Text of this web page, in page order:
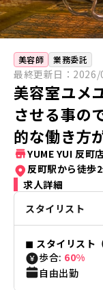
美容師 業務委託
最終更新日： 2026/
美容室ユメ
させる事の
的な働き方
YUME YUI 反町
反町駅から徒歩
求人詳細
スタイリスト
◼︎ スタイリスト
歩合: 60%
自由出勤